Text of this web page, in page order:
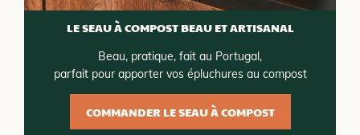
LE SEAU À COMPOST BEAU ET ARTISANAL
Beau, pratique, fait au Portugal,
parfait pour apporter vos épluchures au compost
COMMANDER LE SEAU À COMPOST